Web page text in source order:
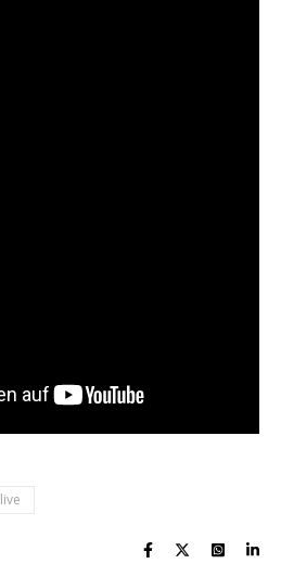
live